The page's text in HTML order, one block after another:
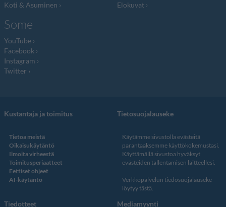
Koti & Asuminen
Elokuvat
Some
YouTube
Facebook
Instagram
Twitter
Kustantaja ja toimitus
Tietoa meistä
Oikaisukäytäntö
Ilmoita virheestä
Toimitusperiaatteet
Eettiset ohjeet
AI-käytäntö
Tietosuojalauseke
Käytämme sivustolla evästeitä
parantaaksemme käyttökokemustasi.
Käyttämällä sivustoa hyväksyt
evästeiden tallentamisen laitteellesi.
Verkkopalvelun tiedosuojalauseke
löytyy tästä.
Tiedotteet Mediamyynti